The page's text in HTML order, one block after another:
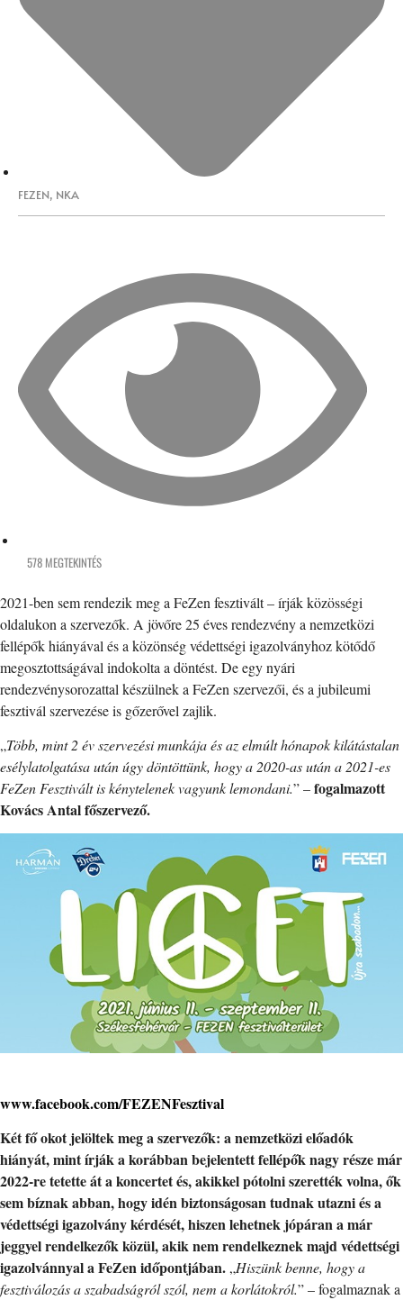
FEZEN, NKA
578 MEGTEKINTÉS
2021-ben sem rendezik meg a FeZen fesztivált – írják közösségi
oldalukon a szervezők. A jövőre 25 éves rendezvény a nemzetközi
fellépők hiányával és a közönség védettségi igazolványhoz kötődő
megosztottságával indokolta a döntést. De egy nyári
rendezvénysorozattal készülnek a FeZen szervezői, és a jubileumi
fesztivál szervezése is gőzerővel zajlik.
„Több, mint 2 év szervezési munkája és az elmúlt hónapok kilátástalan
esélylatolgatása után úgy döntöttünk, hogy a 2020-as után a 2021-es
FeZen Fesztivált is kénytelenek vagyunk lemondani.” –fogalmazott
Kovács Antal főszervező.
www.facebook.com/FEZENFesztival
Két fő okot jelöltek meg a szervezők: a nemzetközi előadók
hiányát, mint írják a korábban bejelentett fellépők nagy része már
2022-re tetette át a koncertet és, akikkel pótolni szerették volna, ők
sem bíznak abban, hogy idén biztonságosan tudnak utazni és a
védettségi igazolvány kérdését, hiszen lehetnek jópáran a már
jeggyel rendelkezők közül, akik nem rendelkeznek majd védettségi
igazolvánnyal a FeZen időpontjában.„Hiszünk benne, hogy a
fesztiválozás a szabadságról szól, nem a korlátokról.” – fogalmaznak a